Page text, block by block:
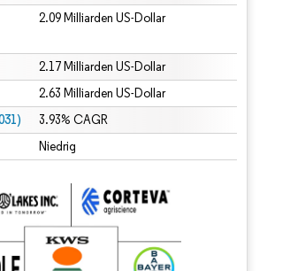
2.09 Milliarden US-Dollar
2.17 Milliarden US-Dollar
2.63 Milliarden US-Dollar
3.93% CAGR
Niedrig
erfordert Namensnennung gemäß CC BY 4.0.
CC BY 4.0.